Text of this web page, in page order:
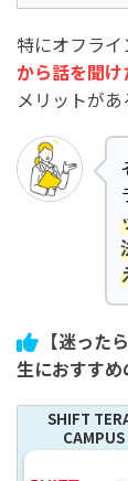
特にオフラ
から話を聞
メリットがあ
【迷った
生におすすめ
SHIFT
CAMPUS